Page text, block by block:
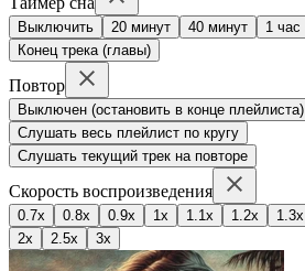
Выключить 20 минут 40 минут 1 час
Конец трека (главы)
Повтор
Выключен (остановить в конце плейлиста)
Слушать весь плейлист по кругу
Слушать текущий трек на повторе
Скорость воспроизведения
0.7x 0.8x 0.9x 1x 1.1x 1.2x 1.3x
2x
2.5x 3x